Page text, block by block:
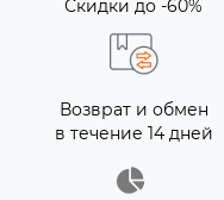
Скидки до -60%
Возврат и обмен
в течение 14 дней